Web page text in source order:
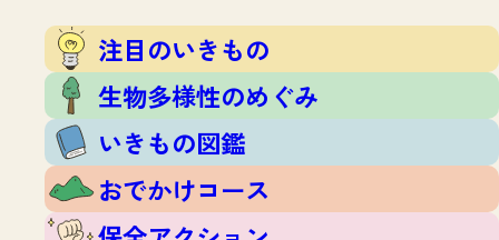
注目のいきもの
生物多様性のめぐみ
いきもの図鑑
おでかけコース
保全アクション
いきもの調査隊
調査レポート
調査レポートTOP
調査結果
ふくおかいきものマップ
マッチング
マッチングTOP
お問合せ
注目のいきもの
生物多様性のめぐみ
いきもの図鑑
おでかけコース